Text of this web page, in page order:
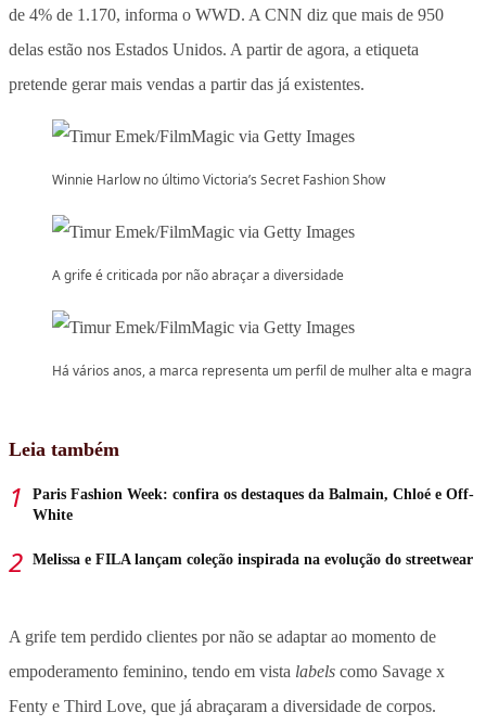
de 4% de 1.170, informa o WWD. A CNN diz que mais de 950
delas estão nos Estados Unidos. A partir de agora, a etiqueta
pretende gerar mais vendas a partir das já existentes.
Winnie Harlow no último Victoria’s Secret Fashion Show
A grife é criticada por não abraçar a diversidade
Há vários anos, a marca representa um perfil de mulher alta e magra
Leia também
Paris Fashion Week: confira os destaques da Balmain, Chloé e Off-
White
Melissa e FILA lançam coleção inspirada na evolução do streetwear
A grife tem perdido clientes por não se adaptar ao momento de
empoderamento feminino, tendo em vista labels como Savage x
Fenty e Third Love, que já abraçaram a diversidade de corpos.